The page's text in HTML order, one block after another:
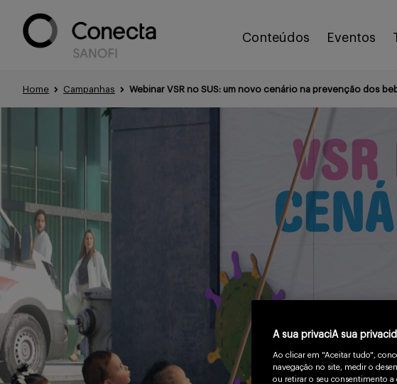
Conteúdos Eventos
Home Campanhas Webinar VSR no SUS: um novo cenário na prevenção dos
A sua privaciA sua
Ao clicar em "Aceitar tudo",
navegação no site, medir o
ou retirar o seu consentimento